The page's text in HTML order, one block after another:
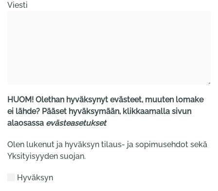
Viesti
HUOM! Olethan hyväksynyt evästeet, muuten lomake
ei lähde? Pääset hyväksymään, klikkaamalla sivun
alaosassa evästeasetukset
Olen lukenut ja hyväksyn tilaus- ja sopimusehdot sekä
Yksityisyyden suojan.
Hyväksyn